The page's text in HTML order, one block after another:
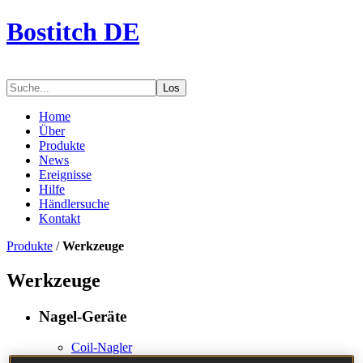
Bostitch DE
Los
Home
Über
Produkte
News
Ereignisse
Hilfe
Händlersuche
Kontakt
Produkte /Werkzeuge
Werkzeuge
Nagel-Geräte
Coil-Nagler